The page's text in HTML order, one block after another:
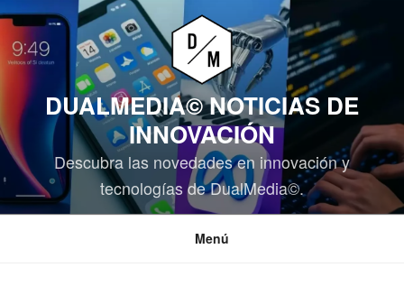
Saltar
contenido
DUALMEDIA© NOTICIAS DE
INNOVACIÓN
Descubra las novedades en innovación y
tecnologías de DualMedia©.
Menú